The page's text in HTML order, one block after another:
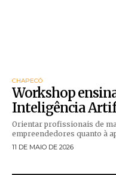
CHAPECÓ
Workshop
Inteligência
Orientar profissionais de
empreendedores quanto à
11 DE MAIO DE 2026